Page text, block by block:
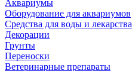
Аквариумы
Оборудование для аквариумов
Средства для воды и лекарства
Декорации
Грунты
Переноски
Ветеринарные препараты